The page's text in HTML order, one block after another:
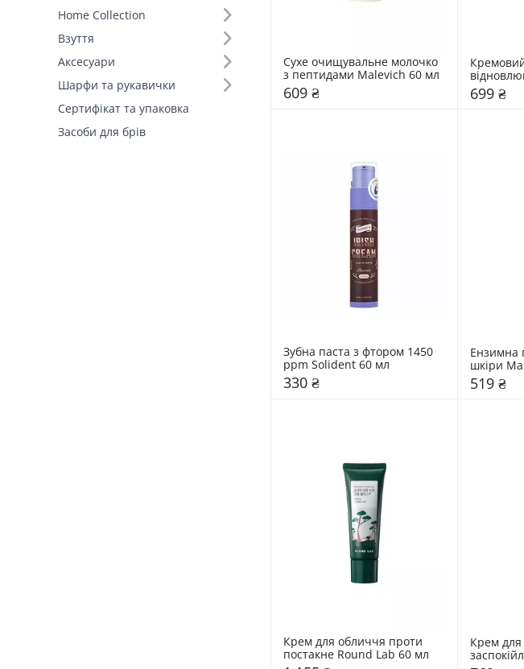
Home Collection
Взуття
Аксесуари
Шарфи та рукавички
Сертифікат та упаковка
Засоби для брів
Сухе очищувальне молочко
з пептидами Malevich 60 мл
609 ₴
мл
699 ₴
Зубна паста з фтором 1450
330 ₴
Ензимна
шкіри
519 ₴
Крем для обличчя проти
постакне Round Lab 60 мл
Крем